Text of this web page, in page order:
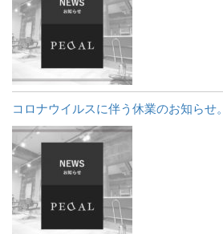
コロナウイルスに伴う休業のお知らせ。